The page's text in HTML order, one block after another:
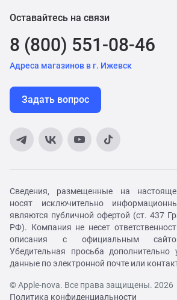
Оставайтесь на связи
8 (800) 551-08-46
Адреса магазинов в г. Ижевск
Задать вопрос
Сведения, размещенные на
носят исключительно
являются публичной офертой (ст. 437
РФ). Компания не несет
описания с официальным
Убедительная просьба дополнительно
данные по электронной почте или
© Apple-nova. Все права защищены. 2026
Политика конфиденциальности